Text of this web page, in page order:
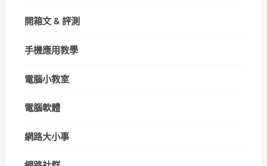
開箱文 & 評測
手機應用教學
電腦小教室
電腦軟體
網路大小事